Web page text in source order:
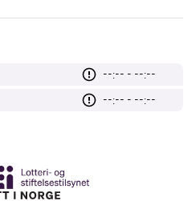
--:-- - --:--
--:-- - --:--